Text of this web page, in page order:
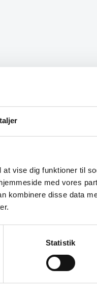
vise dig funktioner til
med vores
kombinere disse data
Statistik